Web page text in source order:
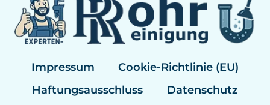
Impressum
Cookie-Richtlinie (EU)
Haftungsausschluss
Datenschutz